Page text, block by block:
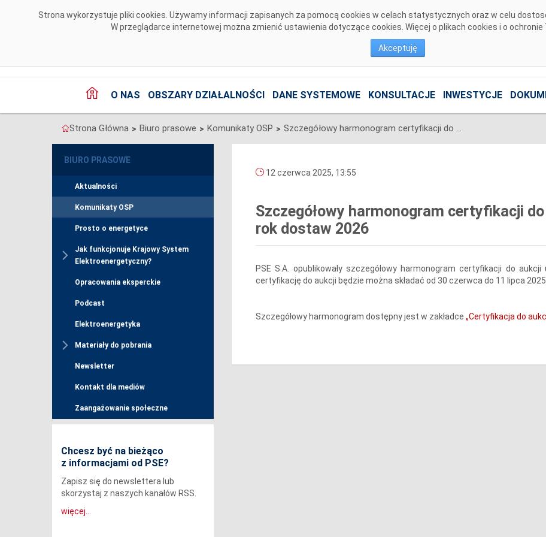
Strona wykorzystuje pliki cookies. Używamy informacji zapisanych za pomocą cookies w celach statystycznych oraz w celu
W przeglądarce internetowej można zmienić ustawienia dotyczące cookies. Więcej o plikach cookies i o
Akceptuję
O NAS OBSZARY DZIAŁALNOŚCI DANE SYSTEMOWE KONSULTACJE INWESTYCJE
Strona Główna > Biuro prasowe > Komunikaty OSP > Szczegółowy harmonogram certyfikacji do aukcji uzupełniającej na rok dostaw 2026
BIURO PRASOWE
Aktualności
Komunikaty OSP
Prosto o energetyce
Jak funkcjonuje Krajowy System
Elektroenergetyczny?
Opracowania eksperckie
Podcast
Elektroenergetyka
Materiały do pobrania
Newsletter
Kontakt dla mediów
Zaangażowanie społeczne
Chcesz być na bieżąco
z informacjami od PSE?
Zapisz się do newslettera lub
skorzystaj z naszych kanałów RSS.
więcej...
12 czerwca 2025, 13:55
Szczegółowy harmonogram certyfikacji
rok dostaw 2026
PSE S.A. opublikowały szczegółowy harmonogram certyfikacji do
certyfikację do aukcji będzie można składać od 30 czerwca do 11 lipca 2025
Szczegółowy harmonogram dostępny jest w zakładce „Certyfikacja do